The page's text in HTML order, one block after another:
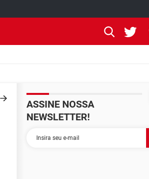
ASSINE NOSSA
NEWSLETTER!